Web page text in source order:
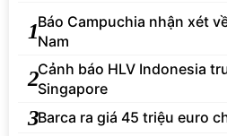
1Báo Campuchia nhận xét
Nam
2Cảnh báo HLV Indonesia
Singapore
3Barca ra giá 45 triệu euro